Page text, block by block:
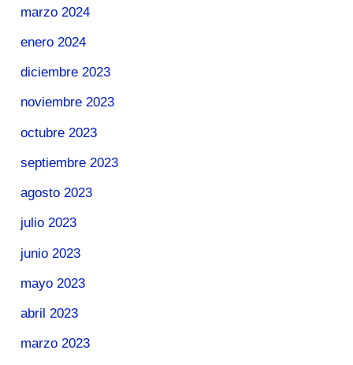
marzo 2024
enero 2024
diciembre 2023
noviembre 2023
octubre 2023
septiembre 2023
agosto 2023
julio 2023
junio 2023
mayo 2023
abril 2023
marzo 2023